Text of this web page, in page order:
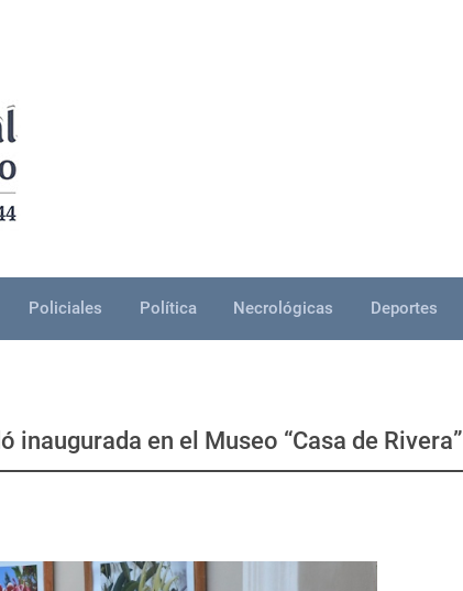
Policiales Política Necrológicas Deportes
en el Museo “Casa de Rivera”